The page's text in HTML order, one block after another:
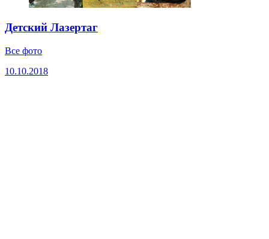
Детский Лазертаг
Все фото
10.10.2018